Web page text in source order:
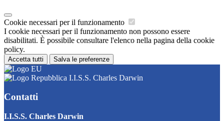
Cookie necessari per il funzionamento
I cookie necessari per il funzionamento non possono essere
disabilitati. È possibile consultare l'elenco nella pagina della cookie
policy.
Accetta tutti Salva le preferenze
I.I.S.S. Charles Darwin
Contatti
I.I.S.S. Charles Darwin